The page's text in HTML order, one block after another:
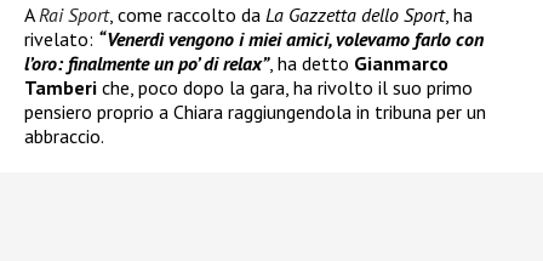
A Rai Sport, come raccolto da La Gazzetta dello Sport, ha
rivelato: “Venerdì vengono i miei amici, volevamo farlo con
l’oro: finalmente un po’ di relax”, ha detto Gianmarco
Tamberi che, poco dopo la gara, ha rivolto il suo primo
pensiero proprio a Chiara raggiungendola in tribuna per un
abbraccio.